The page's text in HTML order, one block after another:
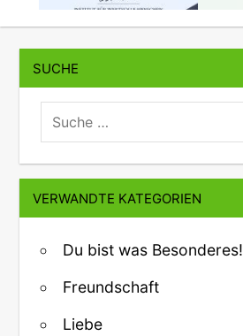
SUCHE
suche:
VERWANDTE KATEGORIEN
Du bist was Besonderes!
Freundschaft
Liebe